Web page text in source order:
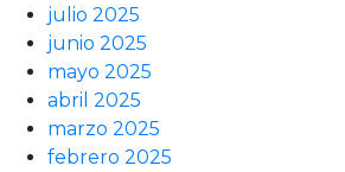
julio 2025
junio 2025
mayo 2025
abril 2025
marzo 2025
febrero 2025